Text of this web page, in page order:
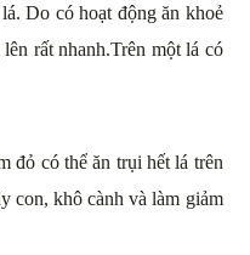
Do có hoạt động ăn khoẻ
rất nhanh.Trên một lá có
đỏ có thể ăn trụi hết lá trên
con, khô cành và làm giảm